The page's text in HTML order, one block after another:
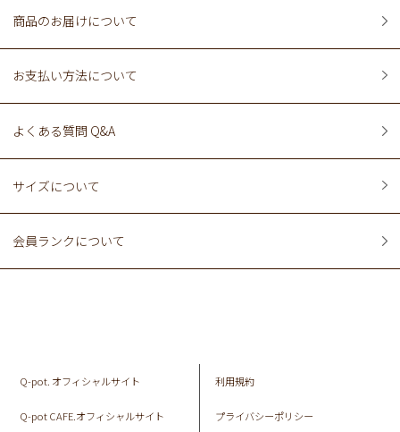
商品のお届けについて
お支払い方法について
よくある質問 Q&A
サイズについて
会員ランクについて
Q-pot. オフィシャルサイト
Q-pot CAFE.オフィシャルサイト
利用規約
プライバシーポリシー